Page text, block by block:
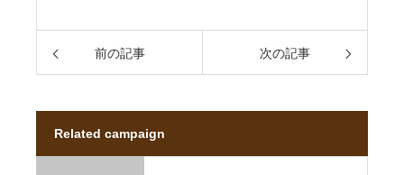
前の記事 次の記事
Related campaign